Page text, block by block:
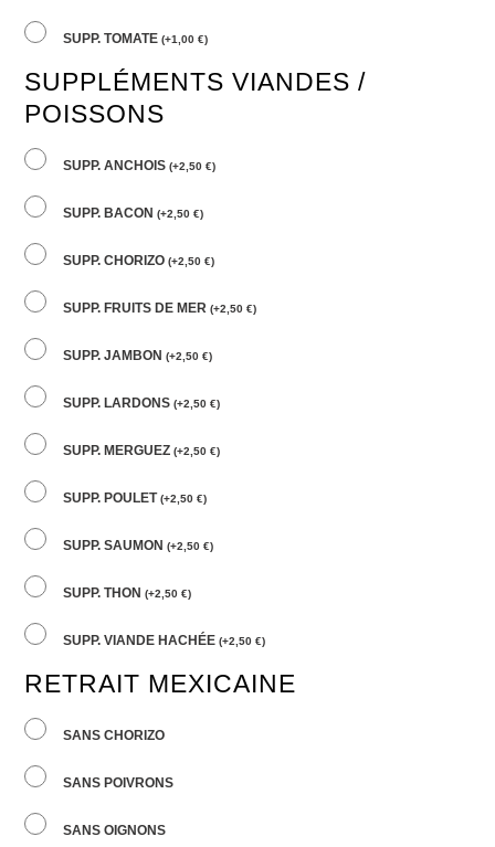
SUPP. TOMATE(+1,00€)
SUPPLÉMENTS VIANDES /
POISSONS
SUPP. ANCHOIS(+2,50€)
SUPP. BACON(+2,50€)
SUPP. CHORIZO(+2,50€)
SUPP. FRUITS DE MER(+2,50€)
SUPP. JAMBON(+2,50€)
SUPP. LARDONS(+2,50€)
SUPP. MERGUEZ(+2,50€)
SUPP. POULET(+2,50€)
SUPP. SAUMON(+2,50€)
SUPP. THON(+2,50€)
SUPP. VIANDE HACHÉE(+2,50€)
RETRAIT MEXICAINE
SANS CHORIZO
SANS POIVRONS
SANS OIGNONS